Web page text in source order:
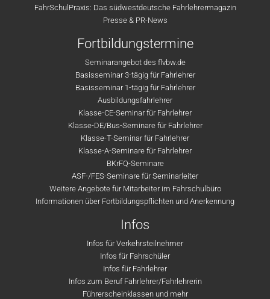
FahrSchulPraxis: Das südwestdeutsche Fahrlehrermagazin
Presse & PR-News
Fortbildungstermine
Seminarangebot des flvbw.de
Basisseminar 3-tägig für Fahrlehrer
Basisseminar 1-tägig für Fahrlehrer
Ausbildungsfahrlehrer
Klasse-CE-Seminar für Fahrlehrer
Klasse-DE/Bus-Seminare für Fahrlehrer
Klasse-T-Seminar für Fahrlehrer
Klasse-A-Seminare für Fahrlehrer
BKrFQ-Seminare
ASF-/FES-Seminare für Seminarleiter
Weitere Angebote für Mitarbeiter im Fahrschulbüro
Informationen über Fortbildungspflichten und Anerkennung
Infos
Infos für Verkehrsteilnehmer
Infos für Fahrschüler
Infos für Fahrlehrer
Infos zum Beruf Fahrlehrer/Fahrlehrerin
Führerscheinklassen und mehr